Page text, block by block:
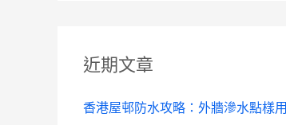
h
近期文章
香港屋邨防水攻略：外牆滲水點樣用